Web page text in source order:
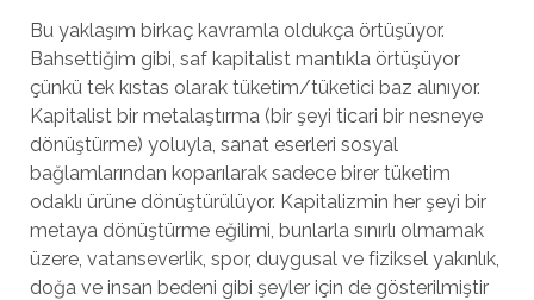
Bu yaklaşım birkaç kavramla oldukça örtüşüyor.
Bahsettiğim gibi, saf kapitalist mantıkla örtüşüyor
çünkü tek kıstas olarak tüketim/tüketici baz alınıyor.
Kapitalist bir metalaştırma (bir şeyi ticari bir nesneye
dönüştürme) yoluyla, sanat eserleri sosyal
bağlamlarından koparılarak sadece birer tüketim
odaklı ürüne dönüştürülüyor. Kapitalizmin her şeyi bir
metaya dönüştürme eğilimi, bunlarla sınırlı olmamak
üzere, vatanseverlik, spor, duygusal ve fiziksel yakınlık,
doğa ve insan bedeni gibi şeyler için de gösterilmiştir